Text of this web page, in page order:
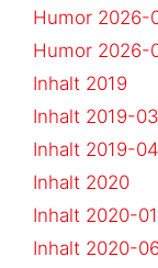
Humor 2026-
Humor 2026-
Inhalt 2019
Inhalt 2019-03
Inhalt 2019-04
Inhalt 2020
Inhalt 2020-01
Inhalt 2020-